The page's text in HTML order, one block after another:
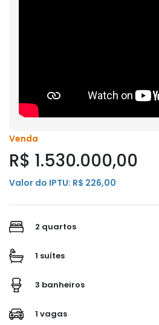
Venda
R$ 1.530.000,00
Valor do IPTU: R$ 226,00
2 quartos
1 suítes
3 banheiros
1 vagas